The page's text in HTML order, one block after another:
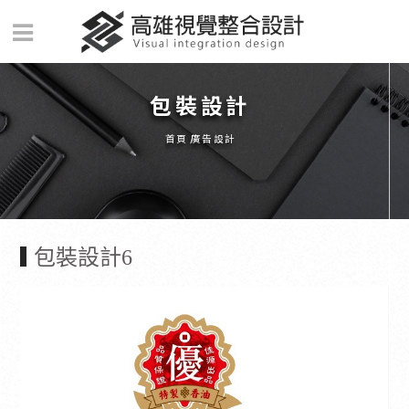
包裝設計
首頁 廣告設計
包裝設計6